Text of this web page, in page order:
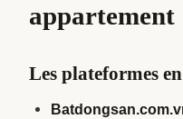
appartement
Les plateformes